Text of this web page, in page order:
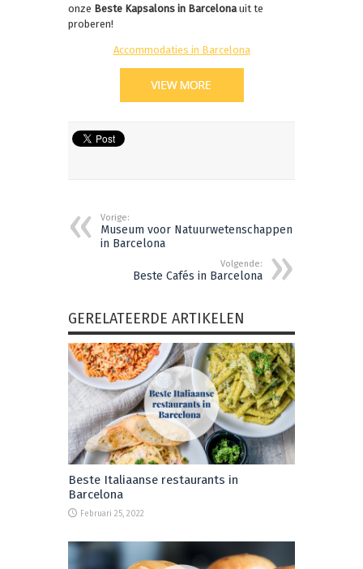
onze Beste Kapsalons in Barcelona uit te
proberen!
Accommodaties in Barcelona
Vorige:
Museum voor Natuurwetenschappen
in Barcelona
Volgende:
Beste Cafés in Barcelona
GERELATEERDE ARTIKELEN
Beste Italiaanse restaurants in
Barcelona
Februari 25, 2022